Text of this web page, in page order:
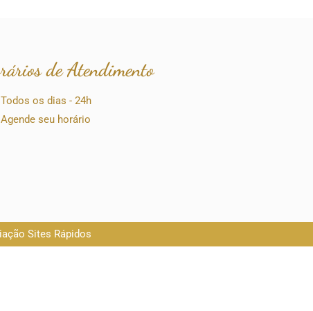
de Atendimento
Todos os dias - 24h
Agende seu horário
Sites Rápidos